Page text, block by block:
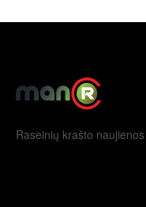
Raseinių krašto naujienos